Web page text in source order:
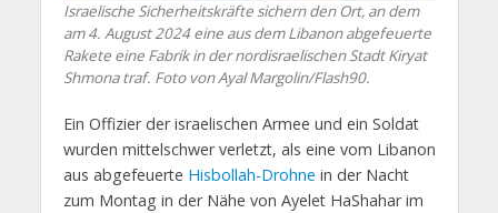
Israelische Sicherheitskräfte sichern den Ort, an dem
am 4. August 2024 eine aus dem Libanon abgefeuerte
Rakete eine Fabrik in der nordisraelischen Stadt Kiryat
Shmona traf. Foto von Ayal Margolin/Flash90.
Ein Offizier der israelischen Armee und ein Soldat
wurden mittelschwer verletzt, als eine vom Libanon
aus abgefeuerte Hisbollah-Drohne in der Nacht
zum Montag in der Nähe von Ayelet HaShahar im